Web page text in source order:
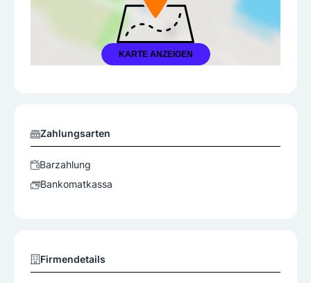
KARTE ANZEIGEN
Zahlungsarten
Barzahlung
Bankomatkassa
Firmendetails